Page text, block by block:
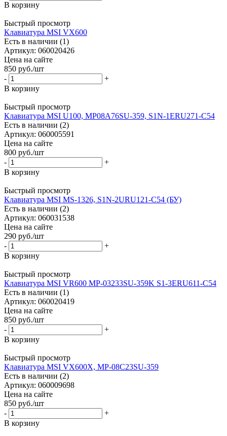
В корзину
Быстрый просмотр
Клавиатура MSI VX600
Есть в наличии (1)
Артикул: 060020426
Цена на сайте
850 руб./шт
-
+
В корзину
Быстрый просмотр
Клавиатура MSI U100, MP08A76SU-359, S1N-1ERU271-C54
Есть в наличии (2)
Артикул: 060005591
Цена на сайте
800 руб./шт
-
+
В корзину
Быстрый просмотр
Клавиатура MSI MS-1326, S1N-2URU121-C54 (БУ)
Есть в наличии (2)
Артикул: 060031538
Цена на сайте
290 руб./шт
-
+
В корзину
Быстрый просмотр
Клавиатура MSI VR600 MP-03233SU-359K S1-3ERU611-C54
Есть в наличии (1)
Артикул: 060020419
Цена на сайте
850 руб./шт
-
+
В корзину
Быстрый просмотр
Клавиатура MSI VX600X, MP-08C23SU-359
Есть в наличии (2)
Артикул: 060009698
Цена на сайте
850 руб./шт
-
+
В корзину